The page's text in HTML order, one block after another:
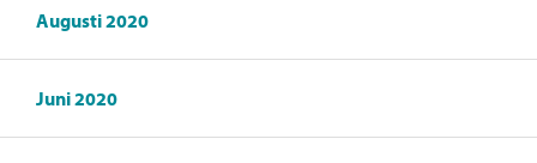
Augusti 2020
Juni 2020